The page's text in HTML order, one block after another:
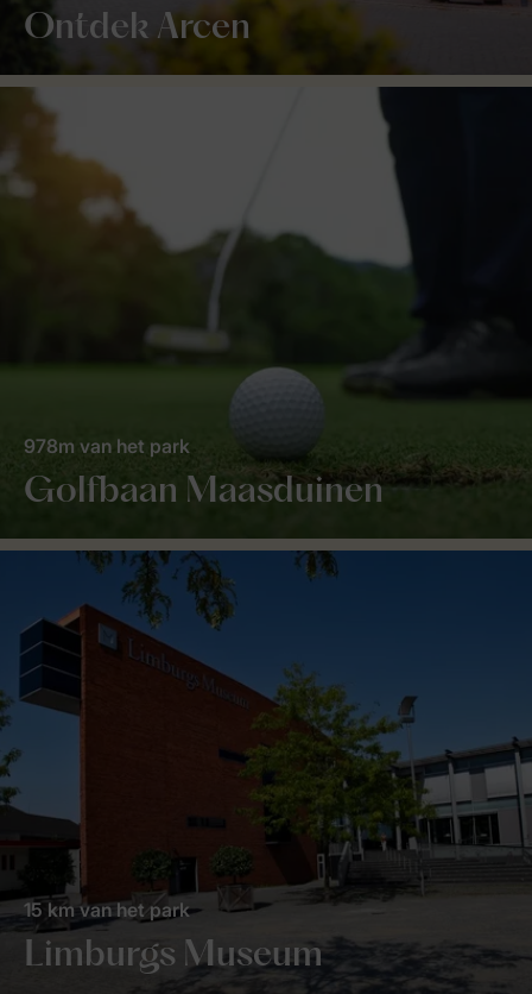
Ontdek Arcen
Golfbaan Maasduinen
978m van het park
Limburgs Museum
15 km van het park